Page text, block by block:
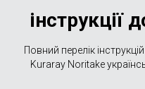
інструкції
Повний перелік
Kuraray Noritake